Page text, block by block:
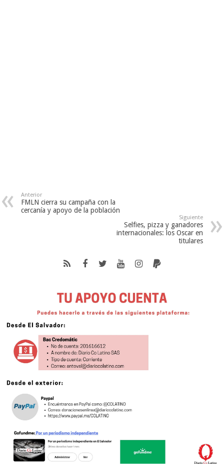
Anterior
FMLN cierra su campaña con la
cercanía y apoyo de la población
Siguiente
Selfies, pizza y ganadores
internacionales: los Oscar en
titulares